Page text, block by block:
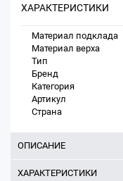
ХАРАКТЕРИСТИКИ
Материал подклада
Материал верха
Тип
Бренд
Категория
Артикул
Страна
ОПИСАНИЕ
ХАРАКТЕРИСТИКИ